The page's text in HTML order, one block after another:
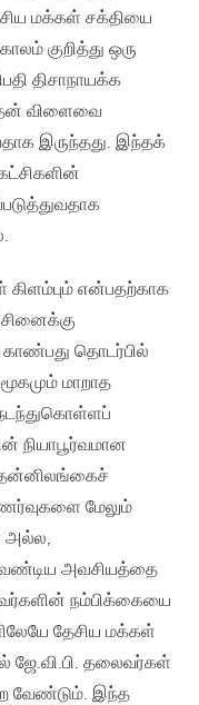
மக்கள் சக்தியை
குறித்து ஒரு
திசாநாயக்க
விளைவை
இருந்தது. இந்தக்
என்பதற்காக
காண்பது தொடர்பில்
மாறாத
நடந்துகொள்ளப்
நியாபூர்வமான
மேலும்
அல்ல,
அவசியத்தை
நம்பிக்கையை
தேசிய மக்கள்
ஜே.வி.பி. தலைவர்கள்
வேண்டும். இந்த